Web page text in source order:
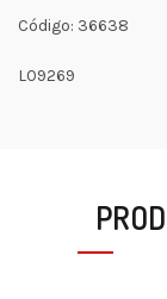
Código: 36638
L09269